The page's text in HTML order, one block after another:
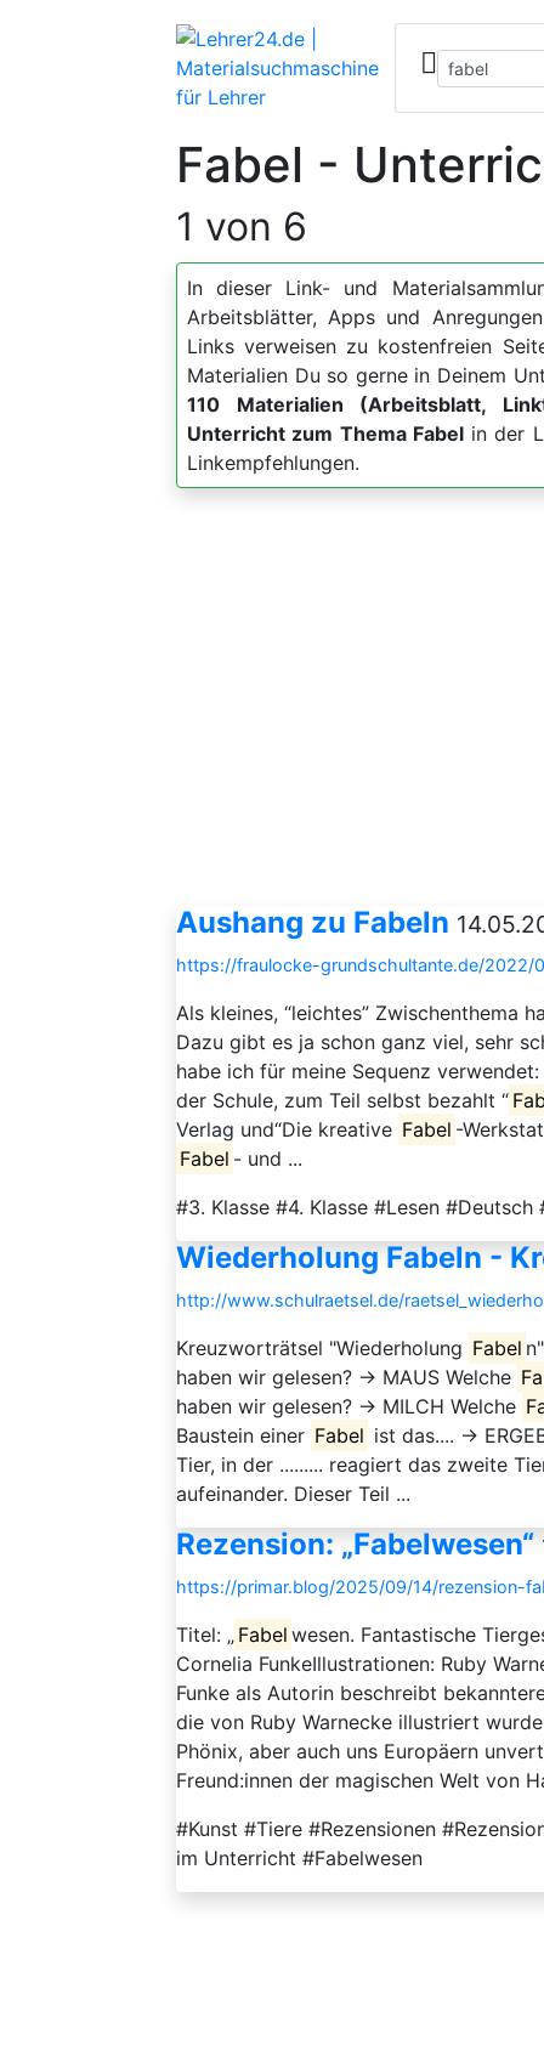
Fabel -
1 von 6
In dieser Link- und
Arbeitsblätter, Apps und
Links verweisen zu kostenfreien
Materialien Du so gerne in Deinem
110 Materialien (Arbeitsblatt,
Unterricht zum Thema Fabelin der
Linkempfehlungen.
Aushang zu Fabeln
https://fraulocke-grundschultante.de/2022/
Als kleines, “leichtes” Zwischenthema
Dazu gibt es ja schon ganz viel, sehr
habe ich für meine Sequenz
der Schule, zum Teil selbst bezahlt “
Verlag und“Die kreative Fabel -
Fabel - und ...
#3. Klasse #4. Klasse #Lesen
Wiederholung Fabeln -
http://www.schulraetsel.de/
Kreuzworträtsel "Wiederholung Fabel
haben wir gelesen? → MAUS Welche
haben wir gelesen? → MILCH Welche
Baustein einer Fabel ist das.... →
Tier, in der ......... reagiert das zweite
aufeinander. Dieser Teil ...
Rezension: „Fabelwesen“
https://primar.blog/2025/09/14/rezension-
Titel: „ Fabel wesen. Fantastische
Cornelia FunkeIllustrationen: Ruby
Funke als Autorin beschreibt
die von Ruby Warnecke illustriert
Phönix, aber auch uns Europäern
Freund:innen der magischen Welt von
#Kunst #Tiere #Rezensionen
im Unterricht #Fabelwesen